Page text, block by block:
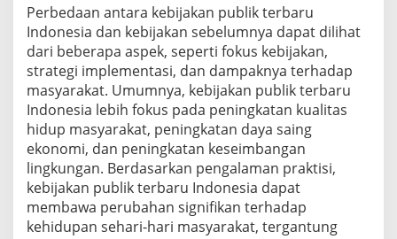
Perbedaan antara kebijakan publik terbaru
Indonesia dan kebijakan sebelumnya dapat dilihat
dari beberapa aspek, seperti fokus kebijakan,
strategi implementasi, dan dampaknya terhadap
masyarakat. Umumnya, kebijakan publik terbaru
Indonesia lebih fokus pada peningkatan kualitas
hidup masyarakat, peningkatan daya saing
ekonomi, dan peningkatan keseimbangan
lingkungan. Berdasarkan pengalaman praktisi,
kebijakan publik terbaru Indonesia dapat
membawa perubahan signifikan terhadap
kehidupan sehari-hari masyarakat, tergantung